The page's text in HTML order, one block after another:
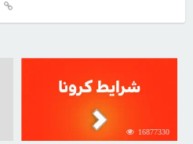
16877330